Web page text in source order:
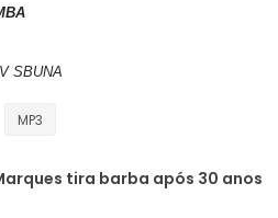
SBUNA
MP3
tira barba após 30 anos